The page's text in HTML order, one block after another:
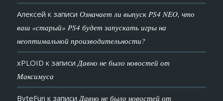
Алексей к записи Означает ли выпуск PS4 NEO, что
ваш «старый» PS4 будет запускать игры на
неоптимальной производительности?
xPLOID к записиДавно не было новостей от
Максимуса
ByteFun к записиДавно не было новостей от